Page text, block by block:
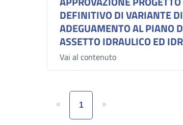
DEFINITIVO DI VARIANTE DI
ADEGUAMENTO AL PIANO
ASSETTO IDRAULICO ED
Vai al contenuto
« 1 »